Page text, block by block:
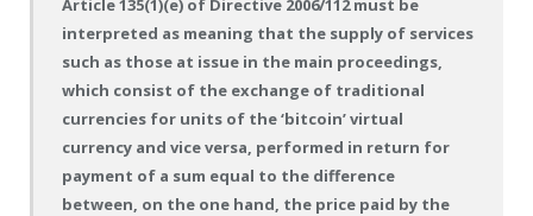
Article 135(1)(e) of Directive 2006/112 must be
interpreted as meaning that the supply of services
such as those at issue in the main proceedings,
which consist of the exchange of traditional
currencies for units of the ‘bitcoin’ virtual
currency and vice versa, performed in return for
payment of a sum equal to the difference
between, on the one hand, the price paid by the